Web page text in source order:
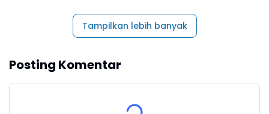
Tampilkan lebih banyak
Posting Komentar